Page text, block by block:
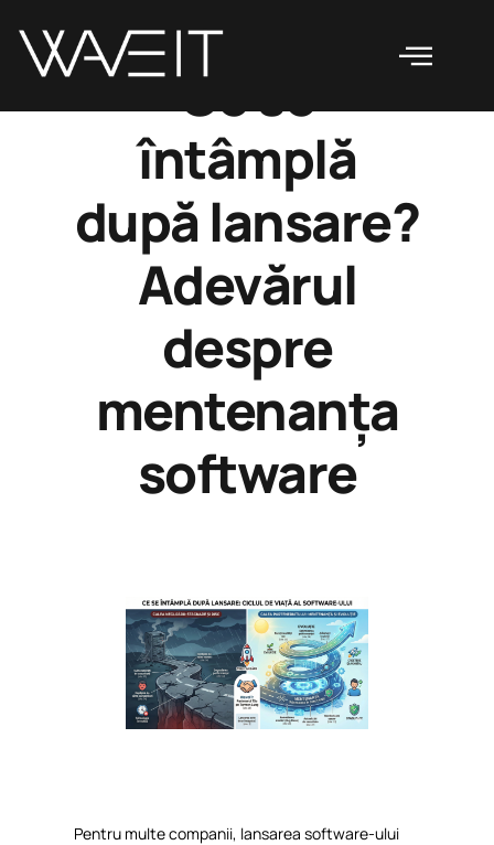
Ce se
întâmplă
după lansare?
Adevărul
despre
mentenanța
software
Pentru multecompanii, lansarea software-ului